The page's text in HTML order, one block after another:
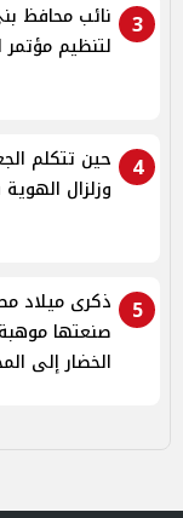
3
نائب محافظ
لتنظيم مؤتمر
4
حين تتكلم
وزلزال
5
ذكرى ميلاد
صنعتها موهبة
الخضار إلى